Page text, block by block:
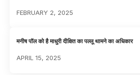
FEBRUARY 2, 2025
मनीष पॉल को है माधुरी दीक्षित का पल्लू थामने का अधिकार
APRIL 15, 2025